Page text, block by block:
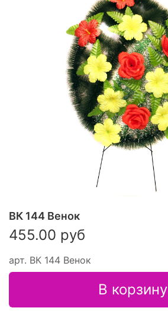
арт. ВК 144 Венок
ВК 144 Венок
455.00 руб
В корзину